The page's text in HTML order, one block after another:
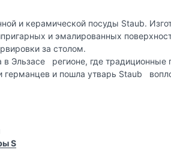
и керамической посуды Staub.
и эмалированных
за столом.
Эльзасе регионе, где
и пошла утварь Staub
S